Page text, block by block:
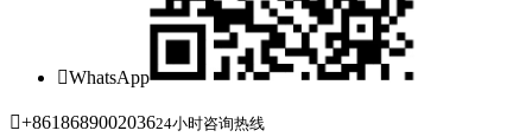
WhatsApp
+861868900203624小时咨询热线